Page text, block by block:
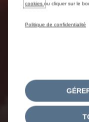
cookies ou cliquer sur le
Politique de confidentialité